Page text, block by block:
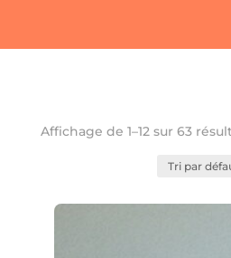
Affichage de 1–12 sur 63